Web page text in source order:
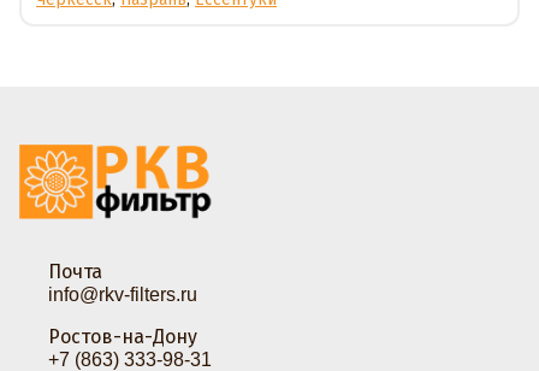
Почта
info@rkv-filters.ru
Ростов-на-Дону
+7 (863) 333-98-31